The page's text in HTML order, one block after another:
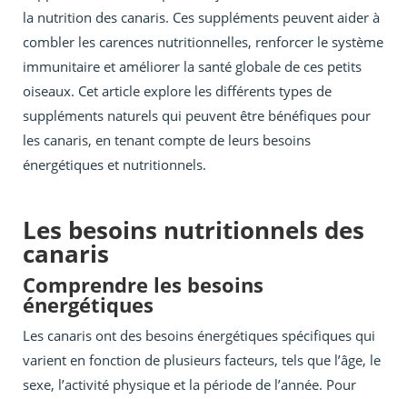
la nutrition des canaris. Ces suppléments peuvent aider à
combler les carences nutritionnelles, renforcer le système
immunitaire et améliorer la santé globale de ces petits
oiseaux. Cet article explore les différents types de
suppléments naturels qui peuvent être bénéfiques pour
les canaris, en tenant compte de leurs besoins
énergétiques et nutritionnels.
Les besoins nutritionnels des
canaris
Comprendre les besoins
énergétiques
Les canaris ont des besoins énergétiques spécifiques qui
varient en fonction de plusieurs facteurs, tels que l’âge, le
sexe, l’activité physique et la période de l’année. Pour